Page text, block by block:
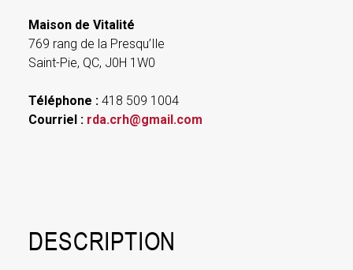
Maison de Vitalité
769 rang de la Presqu’Ile
Saint-Pie, QC, J0H 1W0
Téléphone : 418 509 1004
Courriel : rda.crh@gmail.com
DESCRIPTION